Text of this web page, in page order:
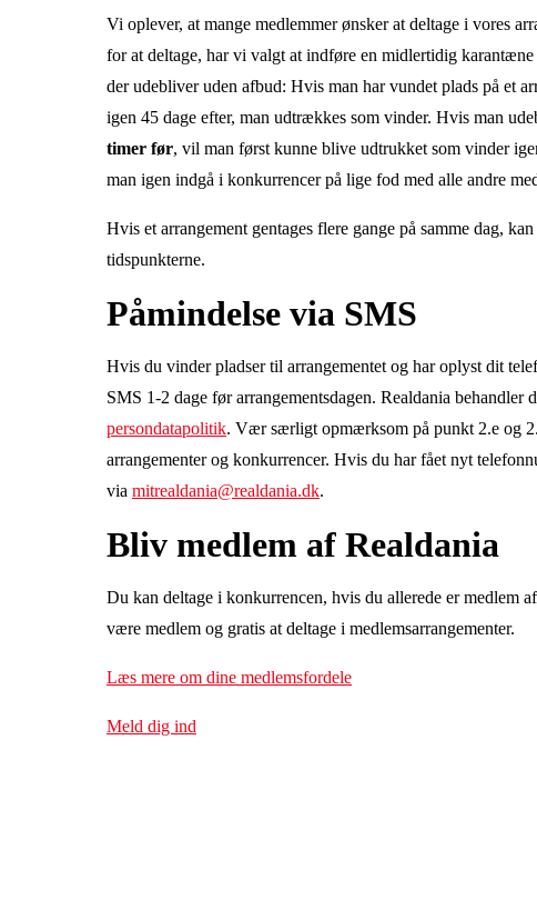
Vi oplever, at mange medlemmer ønsker at deltage i vores
for at deltage, har vi valgt at indføre en midlertidig
der udebliver uden afbud: Hvis man har vundet plads på et
igen 45 dage efter, man udtrækkes som vinder. Hvis man
timer før, vil man først kunne blive udtrukket som vinder
man igen indgå i konkurrencer på lige fod med alle andre
Hvis et arrangement gentages flere gange på samme dag,
tidspunkterne.
Påmindelse via SMS
Hvis du vinder pladser til arrangementet og har oplyst dit
SMS 1-2 dage før arrangementsdagen. Realdania behandler
persondatapolitik. Vær særligt opmærksom på punkt 2.e og
arrangementer og konkurrencer. Hvis du har fået nyt
via mitrealdania@realdania.dk.
Bliv medlem af Realdania
Du kan deltage i konkurrencen, hvis du allerede er medlem
være medlem og gratis at deltage i medlemsarrangementer.
Læs mere om dine medlemsfordele
Meld dig ind